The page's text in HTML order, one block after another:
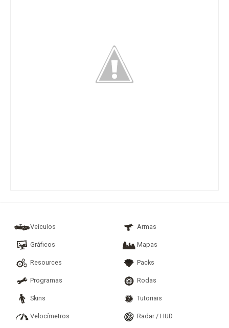
Veículos Armas
Gráficos Mapas
Resources Packs
Programas Rodas
Skins Tutoriais
Velocímetros Radar / HUD